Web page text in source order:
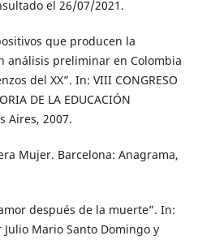
el 26/07/2021.
que producen la
análisis preliminar en Colombia
del XX”. In: VIII CONGRESO
DE LA EDUCACIÓN
Aires, 2007.
Mujer. Barcelona: Anagrama,
después de la muerte”. In:
Mario Santo Domingo y